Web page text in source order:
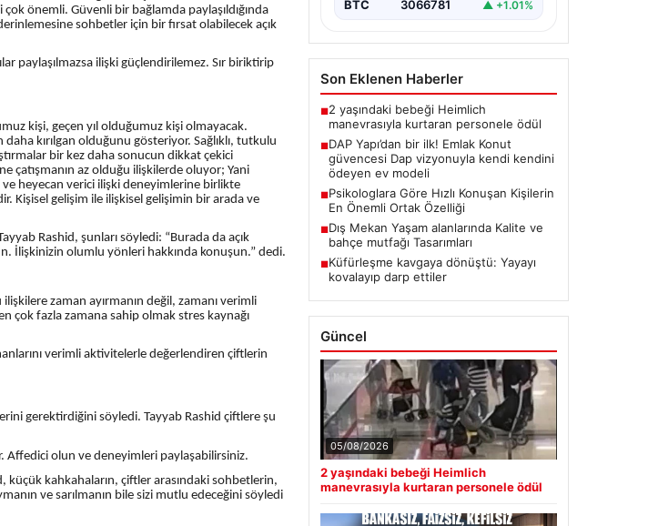
çok önemli. Güvenli bir bağlamda paylaşıldığında
sohbetler için bir fırsat olabilecek açık
paylaşılmazsa ilişki güçlendirilemez. Sır biriktirip
kişi, geçen yıl olduğumuz kişi olmayacak.
kırılgan olduğunu gösteriyor. Sağlıklı, tutkulu
bir kez daha sonucun dikkat çekici
çatışmanın az olduğu ilişkilerde oluyor; Yani
heyecan verici ilişki deneyimlerine birlikte
Kişisel gelişim ile ilişkisel gelişimin bir arada ve
Rashid, şunları söyledi: “Burada da açık
İlişkinizin olumlu yönleri hakkında konuşun.” dedi.
zaman ayırmanın değil, zamanı verimli
çok fazla zamana sahip olmak stres kaynağı
verimli aktivitelerle değerlendiren çiftlerin
gerektirdiğini söyledi. Tayyab Rashid çiftlere şu
Affedici olun ve deneyimleri paylaşabilirsiniz.
küçük kahkahaların, çiftler arasındaki sohbetlerin,
ve sarılmanın bile sizi mutlu edeceğini söyledi
BTC 3066781 ▲ +1.01%
Son Eklenen Haberler
■2 yaşındaki bebeği Heimlich
manevrasıyla kurtaran personele ödül
■DAP Yapı’dan bir ilk! Emlak Konut
güvencesi Dap vizyonuyla kendi kendini
ödeyen ev modeli
■Psikologlara Göre Hızlı Konuşan Kişilerin
En Önemli Ortak Özelliği
■Dış Mekan Yaşam alanlarında Kalite ve
bahçe mutfağı Tasarımları
■Küfürleşme kavgaya dönüştü: Yayayı
kovalayıp darp ettiler
Güncel
05/08/2026
2 yaşındaki bebeği Heimlich
manevrasıyla kurtaran personele ödül